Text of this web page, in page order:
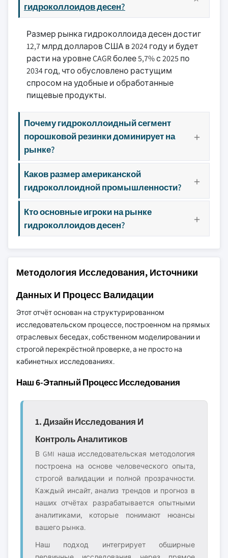
гидроколлоидов десен?
Размер рынка гидроколлоида десен достиг
12,7 млрд долларов США в 2024 году и будет
расти на уровне CAGR более 5,7% с 2025 по
2034 год, что обусловлено растущим
спросом на удобные и обработанные
пищевые продукты.
Почему гидроколлоидный сегмент
порошковой резинки доминирует на
рынке?
Каков размер американской
гидроколлоидной промышленности?
Кто основные игроки на рынке
гидроколлоидов десен?
Методология Исследования, Источники
Данных И Процесс Валидации
Этот отчёт основан на структурированном
исследовательском процессе, построенном на прямых
отраслевых беседах, собственном моделировании и
строгой перекрёстной проверке, а не просто на
кабинетных исследованиях.
Наш 6-Этапный Процесс Исследования
1. Дизайн Исследования И
Контроль Аналитиков
В GMI наша исследовательская методология
построена на основе человеческого опыта,
строгой валидации и полной прозрачности.
Каждый инсайт, анализ трендов и прогноз в
наших отчётах разрабатывается опытными
аналитиками, которые понимают нюансы
вашего рынка.
Наш подход интегрирует обширные